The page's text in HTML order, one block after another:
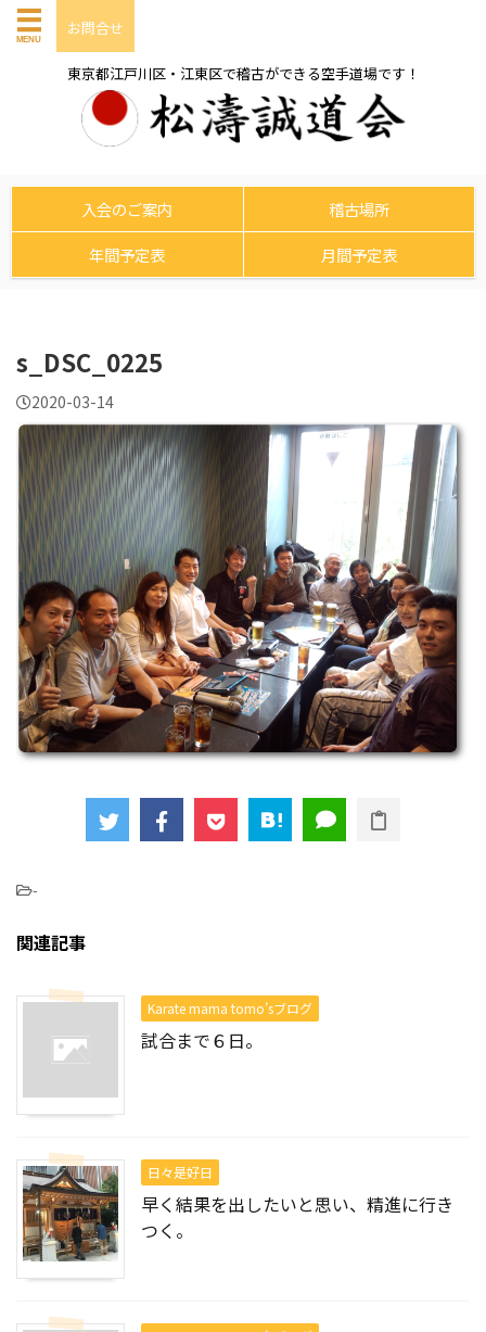
お問合せ
東京都江戸川区・江東区で稽古ができる空手道場です！
入会のご案内
稽古場所
年間予定表
月間予定表
s_DSC_0225
2020-03-14
-
関連記事
Karate mama tomo’sブログ
試合まで６日。
日々是好日
早く結果を出したいと思い、精進に行き
つく。